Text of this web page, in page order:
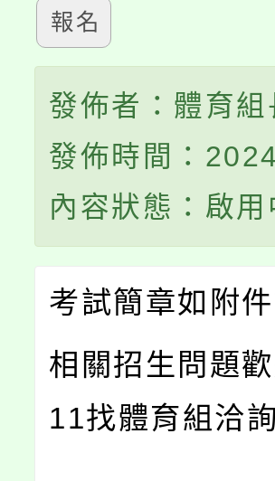
報名
發佈者：體育組
發佈時間：
內容狀態：啟用
考試簡章如附
相關招生問題
11找體育組洽詢